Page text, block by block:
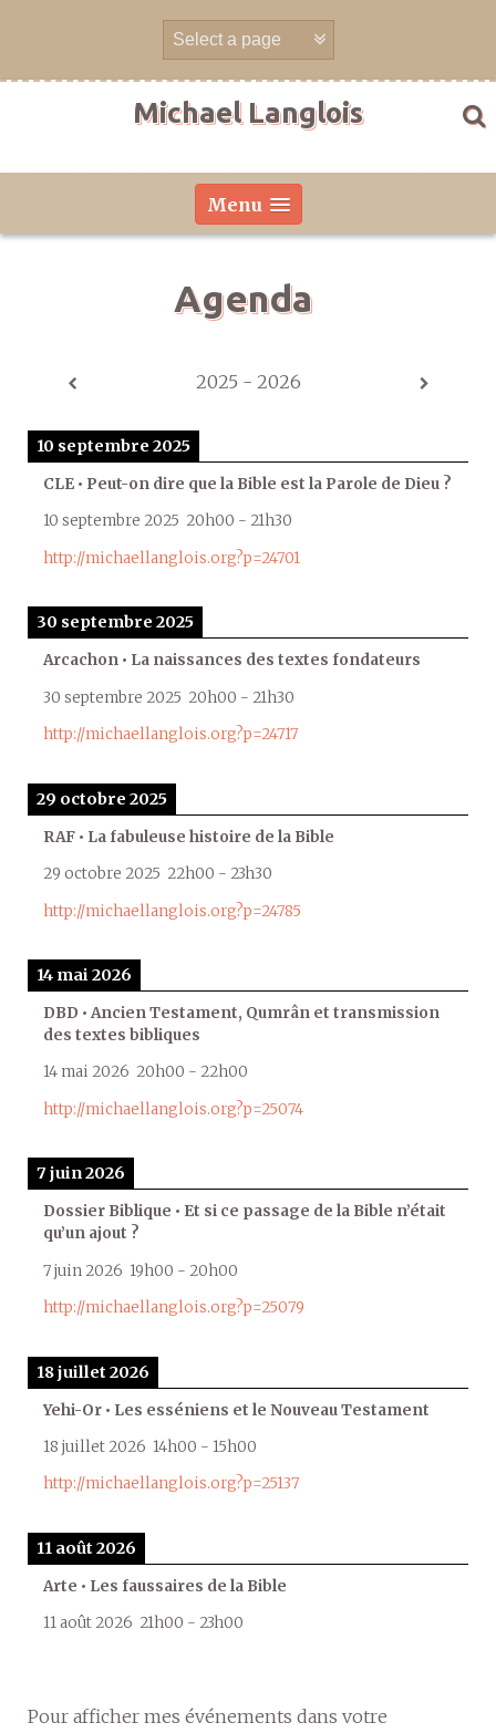
Michael Langlois
Menu
Agenda
2025 - 2026
10 septembre 2025
CLE • Peut-on dire que la Bible est la Parole de Dieu ?
10 septembre 2025 20h00 - 21h30
http://michaellanglois.org?p=24701
30 septembre 2025
Arcachon • La naissances des textes fondateurs
30 septembre 2025 20h00 - 21h30
http://michaellanglois.org?p=24717
29 octobre 2025
RAF • La fabuleuse histoire de la Bible
29 octobre 2025 22h00 - 23h30
http://michaellanglois.org?p=24785
14 mai 2026
DBD • Ancien Testament, Qumrân et transmission
des textes bibliques
14 mai 2026 20h00 - 22h00
http://michaellanglois.org?p=25074
7 juin 2026
Dossier Biblique • Et si ce passage de la Bible n’était
qu’un ajout ?
7 juin 2026 19h00 - 20h00
http://michaellanglois.org?p=25079
18 juillet 2026
Yehi-Or • Les esséniens et le Nouveau Testament
18 juillet 2026 14h00 - 15h00
http://michaellanglois.org?p=25137
11 août 2026
Arte • Les faussaires de la Bible
11 août 2026 21h00 - 23h00
Pour afficher mes événements dans votre